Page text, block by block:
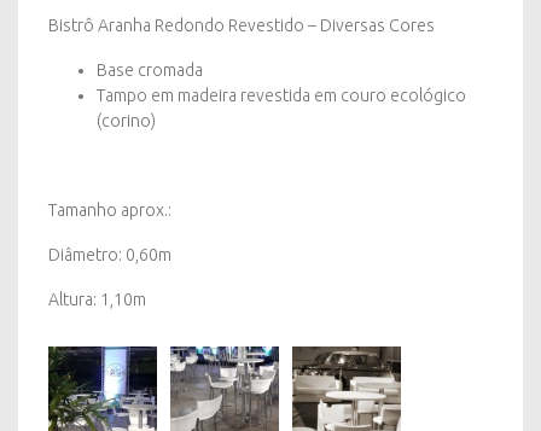
Bistrô Aranha Redondo Revestido – Diversas Cores
Base cromada
Tampo em madeira revestida em couro ecológico
(corino)
Tamanho aprox.:
Diâmetro: 0,60m
Altura: 1,10m